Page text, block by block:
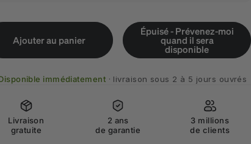
Ajouter au panier
Épuisé - Prévenez-moi
quand il sera
disponible
immédiatement livraison sous 2 à 5 jours ouvrés
Livraison
gratuite
2 ans
de garantie
3 millions
de clients